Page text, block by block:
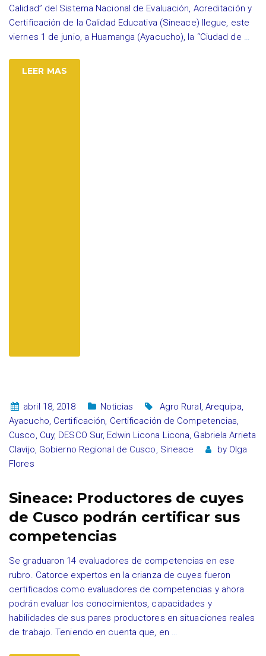
Calidad” del Sistema Nacional de Evaluación, Acreditación y
Certificación de la Calidad Educativa (Sineace) llegue, este
viernes 1 de junio, a Huamanga (Ayacucho), la “Ciudad de …
LEER MAS
abril 18, 2018 Noticias Agro Rural, Arequipa,
Ayacucho, Certificación, Certificación de Competencias,
Cusco, Cuy, DESCO Sur, Edwin Licona Licona, Gabriela Arrieta
Clavijo, Gobierno Regional de Cusco, Sineace by Olga
Flores
Sineace: Productores de cuyes
de Cusco podrán certificar sus
competencias
Se graduaron 14 evaluadores de competencias en ese
rubro. Catorce expertos en la crianza de cuyes fueron
certificados como evaluadores de competencias y ahora
podrán evaluar los conocimientos, capacidades y
habilidades de sus pares productores en situaciones reales
de trabajo. Teniendo en cuenta que, en …